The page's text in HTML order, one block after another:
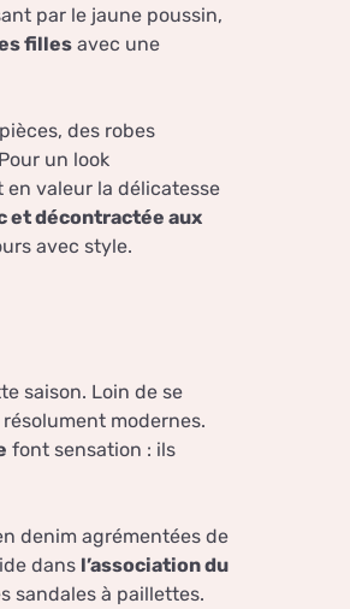
par le jaune poussin,
filles avec une
des robes
un look
valeur la délicatesse
et décontractée aux
avec style.
saison. Loin de se
modernes.
font sensation : ils
denim agrémentées de
dans l’association du
sandales à paillettes.